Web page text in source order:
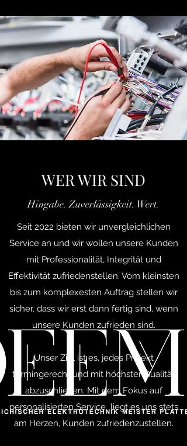
WER WIR SIND
Hingabe. Zuverlässigkeit. Wert.
Seit 2022 bieten wir unvergleichlichen
Service an und wir wollen unsere Kunden
mit Professionalität, Integrität und
Effektivität zufriedenstellen. Vom kleinsten
bis zum komplexesten Auftrag stellen wir
sicher, dass wir erst dann fertig sind, wenn
unsere Kunden zufrieden sind.
Unser Ziel ist es, jedes Projekt
termingerecht und mit höchster Qualität
abzuschließen. Mit dem Fokus auf
personalisierten Service liegt es uns stets
am Herzen, Kunden zufriedenzustellen.